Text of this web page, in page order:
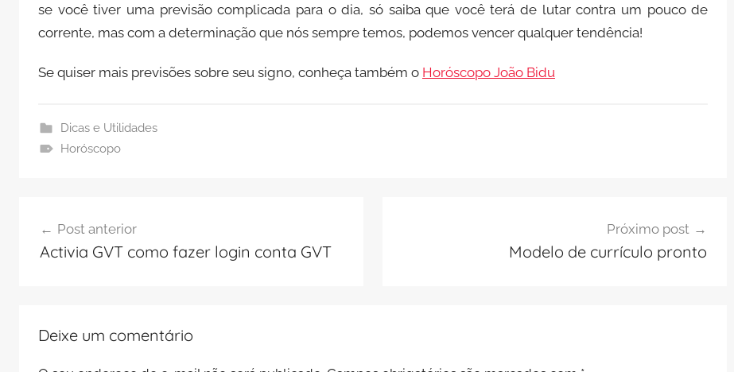
se você tiver uma previsão complicada para o dia, só saiba que você terá de lutar contra um pouco de
corrente, mas com a determinação que nós sempre temos, podemos vencer qualquer tendência!
Se quiser mais previsões sobre seu signo, conheça também o Horóscopo João Bidu
Dicas e Utilidades
Horóscopo
de
Post anterior
Activia GVT como fazer login conta GVT
Próximo post
Modelo de currículo pronto
Deixe um comentário